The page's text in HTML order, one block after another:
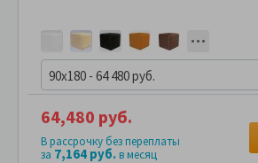
90x180 - 64 480 руб.
64,480 руб.
В рассрочку без переплаты
за 7,164 руб.в месяц